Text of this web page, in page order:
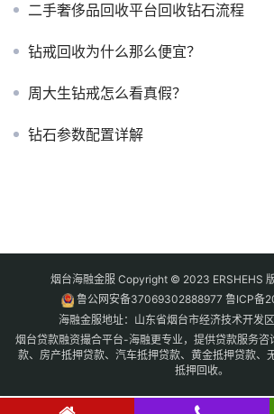
二手奢侈品回收平台回收钻石流程
钻戒回收为什么那么便宜？
周大生钻戒怎么看真假？
钻石参数配置详解
烟台海融金服 Copyright © 2023 ERSHEHS
鲁公网安备37069302888977 鲁ICP备
海融金服地址：山东省烟台市经济技术开发
烟台贷款融资撮合平台-海融更专业，提供贷款服务咨
款、房产抵押贷款、汽车抵押贷款、黄金抵押贷款、
抵押回收。